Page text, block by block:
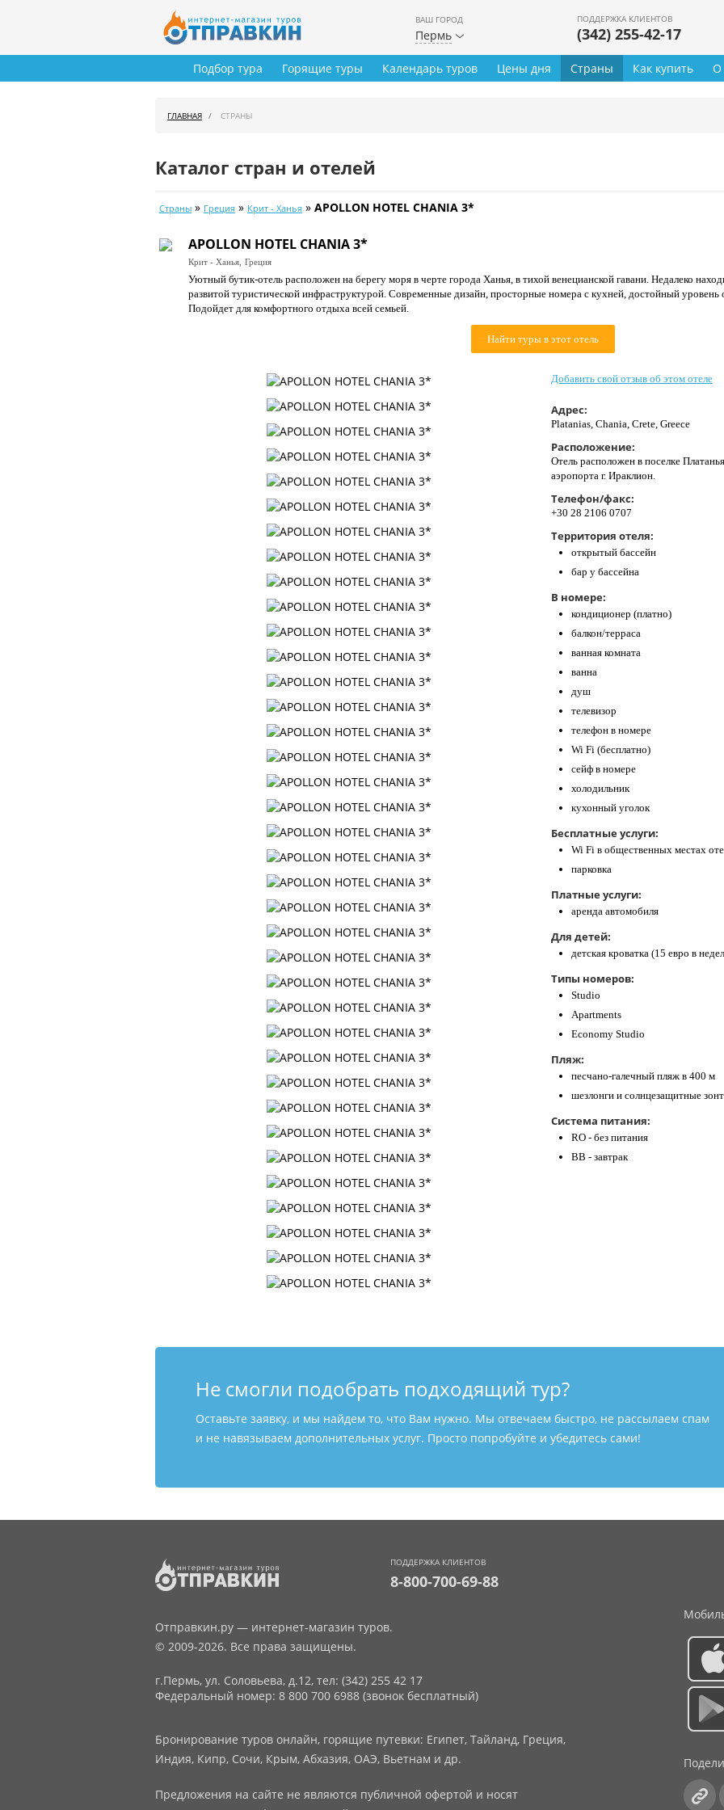
ВАШ ГОРОД
Пермь
ПОДДЕРЖКА КЛИЕНТОВ
(342) 255-42-17
Подбор тура Горящие туры Календарь туров Цены дня Страны Как купить О
ГЛАВНАЯ СТРАНЫ
Каталог стран и отелей
Страны » Греция » Крит - Ханья » APOLLON HOTEL CHANIA 3*
APOLLON HOTEL CHANIA 3*
Крит - Ханья, Греция
Уютный бутик-отель расположен на берегу моря в черте города Ханья, в тихой венецианской гавани. Недалеко
развитой туристической инфраструктурой. Современные дизайн, просторные номера с кухней, достойный уровень
Подойдет для комфортного отдыха всей семьей.
Найти туры в этот отель
Добавить свой отзыв об этом отеле
Адрес:
Platanias, Chania, Crete, Greece
Расположение:
Отель расположен в поселке
аэропорта г. Ираклион.
Телефон/факс:
+30 28 2106 0707
Территория отеля:
открытый бассейн
бар у бассейна
В номере:
кондиционер (платно)
балкон/терраса
ванная комната
ванна
душ
телевизор
телефон в номере
Wi Fi (бесплатно)
сейф в номере
холодильник
кухонный уголок
Бесплатные услуги:
Wi Fi в общественных местах
парковка
Платные услуги:
аренда автомобиля
Для детей:
детская кроватка (15 евро в
Типы номеров:
Studio
Apartments
Economy Studio
Пляж:
песчано-галечный пляж в 400 м
шезлонги и солнцезащитные
Система питания:
RO - без питания
BB - завтрак
Не смогли подобрать подходящий тур?
Оставьте заявку, и мы найдем то, что Вам нужно. Мы отвечаем быстро, не рассылаем спам
и не навязываем дополнительных услуг. Просто попробуйте и убедитесь сами!
ПОДДЕРЖКА КЛИЕНТОВ
8-800-700-69-88
Отправкин.ру — интернет-магазин туров.
© 2009-2026. Все права защищены.
г.Пермь, ул. Соловьева, д.12, тел: (342) 255 42 17
Федеральный номер: 8 800 700 6988 (звонок бесплатный)
Бронирование туров онлайн, горящие путевки: Египет, Тайланд, Греция,
Индия, Кипр, Сочи, Крым, Абхазия, ОАЭ, Вьетнам и др.
Предложения на сайте не являются публичной офертой и носят